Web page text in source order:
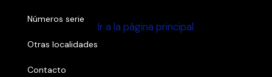
Ir a la página principal
Números serie
Otras localidades
Contacto